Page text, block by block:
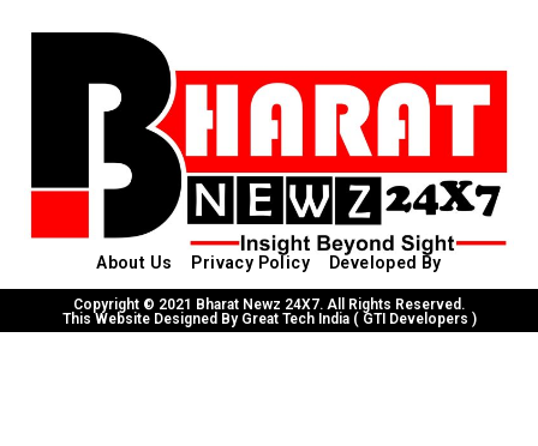
About Us Privacy Policy Developed By
Copyright © 2021 Bharat Newz 24X7. All Rights Reserved.
This Website Designed By Great Tech India ( GTI Developers )